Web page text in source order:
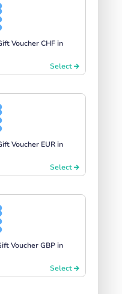
Voucher CHF in
Select
Voucher EUR in
Select
Voucher GBP in
Select